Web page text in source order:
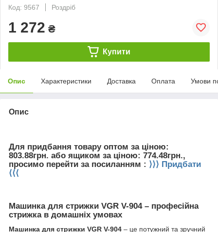
Код: 9567
Роздріб
1 272 ₴
Купити
Опис Характеристики Доставка Оплата Умови
Опис
Для придбання товару оптом за ціною:
803.88грн. або ящиком за ціною: 774.48грн.,
просимо перейти за посиланням : ⟩⟩⟩ Придбати
⟨⟨⟨
Машинка для стрижки VGR V-904 – професійна
стрижка в домашніх умовах
Машинка для стрижки VGR V-904 – це потужний та зручний